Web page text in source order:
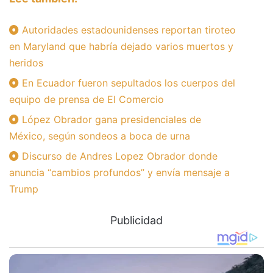
Autoridades estadounidenses reportan tiroteo
en Maryland que habría dejado varios muertos y
heridos
En Ecuador fueron sepultados los cuerpos del
equipo de prensa de El Comercio
López Obrador gana presidenciales de
México, según sondeos a boca de urna
Discurso de Andres Lopez Obrador donde
anuncia “cambios profundos” y envía mensaje a
Trump
Publicidad